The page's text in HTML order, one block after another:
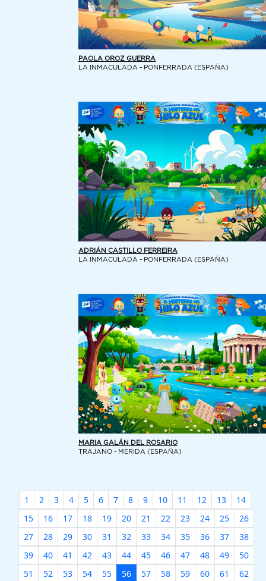
PAOLA OROZ GUERRA
LA INMACULADA - PONFERRADA (ESPAÑA)
ADRIÁN CASTILLO FERREIRA
LA INMACULADA - PONFERRADA (ESPAÑA)
MARIA GALÁN DEL ROSARIO
TRAJANO - MERIDA (ESPAÑA)
1 2 3 4 5 6 7 8 9 10 11 12 13
14
15
16 17 18 19 20 21 22 23 24 25
26
27
28 29 30 31 32 33 34 35 36 37
38
39
40 41 42 43 44 45 46 47 48 49
50
51
52 53 54 55 56 57 58 59 60 61
62